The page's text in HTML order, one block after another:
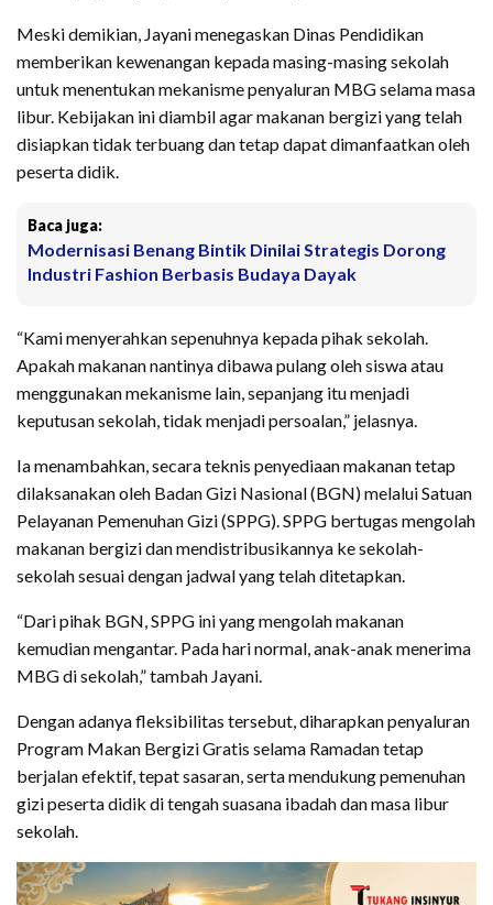
Meski demikian, Jayani menegaskan Dinas Pendidikan
memberikan kewenangan kepada masing-masing sekolah
untuk menentukan mekanisme penyaluran MBG selama masa
libur. Kebijakan ini diambil agar makanan bergizi yang telah
disiapkan tidak terbuang dan tetap dapat dimanfaatkan oleh
peserta didik.
Baca juga:
Modernisasi Benang Bintik Dinilai Strategis Dorong
Industri Fashion Berbasis Budaya Dayak
“Kami menyerahkan sepenuhnya kepada pihak sekolah.
Apakah makanan nantinya dibawa pulang oleh siswa atau
menggunakan mekanisme lain, sepanjang itu menjadi
keputusan sekolah, tidak menjadi persoalan,” jelasnya.
Ia menambahkan, secara teknis penyediaan makanan tetap
dilaksanakan oleh Badan Gizi Nasional (BGN) melalui Satuan
Pelayanan Pemenuhan Gizi (SPPG). SPPG bertugas mengolah
makanan bergizi dan mendistribusikannya ke sekolah-
sekolah sesuai dengan jadwal yang telah ditetapkan.
“Dari pihak BGN, SPPG ini yang mengolah makanan
kemudian mengantar. Pada hari normal, anak-anak menerima
MBG di sekolah,” tambah Jayani.
Dengan adanya fleksibilitas tersebut, diharapkan penyaluran
Program Makan Bergizi Gratis selama Ramadan tetap
berjalan efektif, tepat sasaran, serta mendukung pemenuhan
gizi peserta didik di tengah suasana ibadah dan masa libur
sekolah.